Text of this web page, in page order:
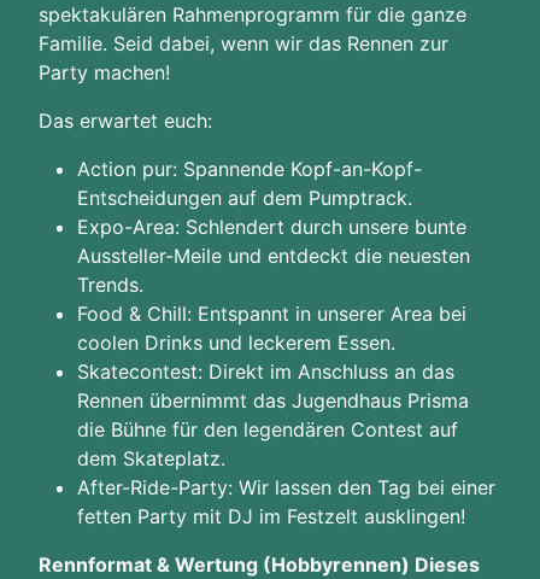
spektakulären Rahmenprogramm für die ganze
Familie. Seid dabei, wenn wir das Rennen zur
Party machen!
Das erwartet euch:
Action pur: Spannende Kopf-an-Kopf-
Entscheidungen auf dem Pumptrack.
Expo-Area: Schlendert durch unsere bunte
Aussteller-Meile und entdeckt die neuesten
Trends.
Food & Chill: Entspannt in unserer Area bei
coolen Drinks und leckerem Essen.
Skatecontest: Direkt im Anschluss an das
Rennen übernimmt das Jugendhaus Prisma
die Bühne für den legendären Contest auf
dem Skateplatz.
After-Ride-Party: Wir lassen den Tag bei einer
fetten Party mit DJ im Festzelt ausklingen!
Rennformat & Wertung (Hobbyrennen) Dieses